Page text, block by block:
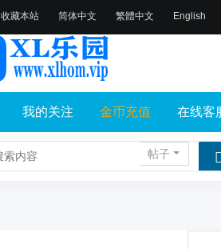
收藏本站 简体中文 繁體中文 English
我的关注 金币充值 在线客
帖子